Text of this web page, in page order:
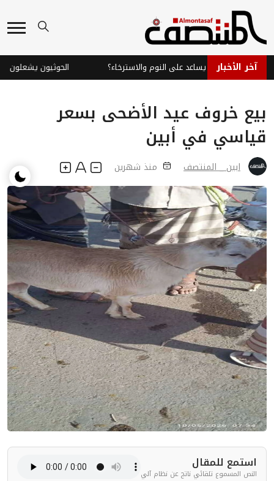
آخر الأخبار
الفلفلي: هل يساعد على النوم والاسترخاء؟ الحوثيون يشعلون
بيع خروف عيد الأضحى بسعر
قياسي في أبين
ابين _ المنتصف منذ شهرين
استمع للمقال
النص المسموع تلقائي ناتج عن نظام آلي